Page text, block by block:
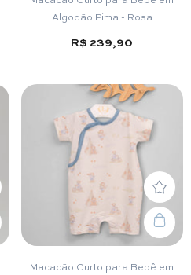
Algodão Pima - Rosa
R$ 239,90
Macacão Curto para Bebê em